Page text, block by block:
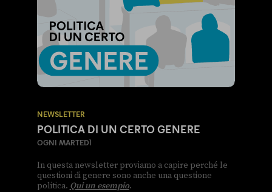
NEWSLETTER
POLITICA DI UN CERTO GENERE
OGNI MARTEDÌ
In questa newsletter proviamo a capire perché le
questioni di genere sono anche una questione
politica. Qui un esempio.